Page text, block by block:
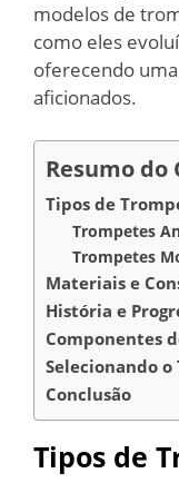
modelos de
como eles
oferecendo
aficionados.
Resumo do
Tipos de
Trompetes
Trompetes
Materiais e
História e
Componentes
Selecionando
Conclusão
Tipos de